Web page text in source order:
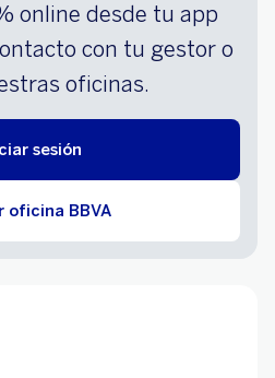
online desde tu app
con tu gestor o
oficinas.
sesión
oficina BBVA